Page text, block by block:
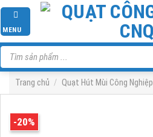
Skip
content
MENU
Tìm
kiếm
phẩm
Trang chủ / Quạt Hút Mùi Công Nghiệp
-20%